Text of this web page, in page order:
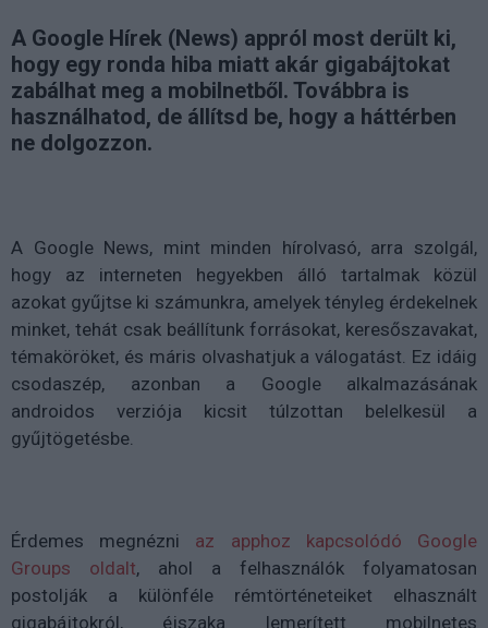
A Google Hírek (News) appról most derült ki,
hogy egy ronda hiba miatt akár gigabájtokat
zabálhat meg a mobilnetből. Továbbra is
használhatod, de állítsd be, hogy a háttérben
ne dolgozzon.
A Google News, mint minden hírolvasó, arra szolgál,
hogy az interneten hegyekben álló tartalmak közül
azokat gyűjtse ki számunkra, amelyek tényleg érdekelnek
minket, tehát csak beállítunk forrásokat, keresőszavakat,
témaköröket, és máris olvashatjuk a válogatást. Ez idáig
csodaszép, azonban a Google alkalmazásának
androidos verziója kicsit túlzottan belelkesül a
gyűjtögetésbe.
Érdemes megnézni az apphoz kapcsolódó Google
Groups oldalt, ahol a felhasználók folyamatosan
postolják a különféle rémtörténeteiket elhasznált
gigabájtokról, éjszaka lemerített mobilnetes